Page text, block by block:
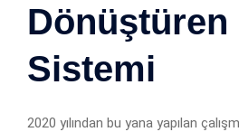
Dönüştüren
Sistemi
2020 yılından bu yana yapılan